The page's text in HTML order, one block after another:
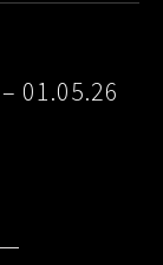
01.05.26